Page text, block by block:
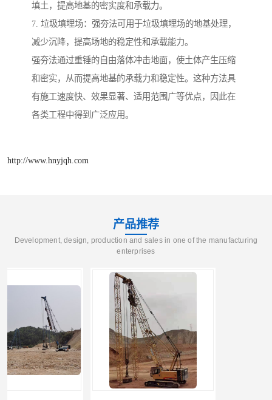
填土，提高地基的密实度和承载力。
7. 垃圾填埋场：强夯法可用于垃圾填埋场的地基处理，
减少沉降，提高场地的稳定性和承载能力。
强夯法通过重锤的自由落体冲击地面，使土体产生压缩
和密实，从而提高地基的承载力和稳定性。这种方法具
有施工速度快、效果显著、适用范围广等优点，因此在
各类工程中得到广泛应用。
http://www.hnyjqh.com
产品推荐
Development, design, production and sales in one of the manufacturing
enterprises